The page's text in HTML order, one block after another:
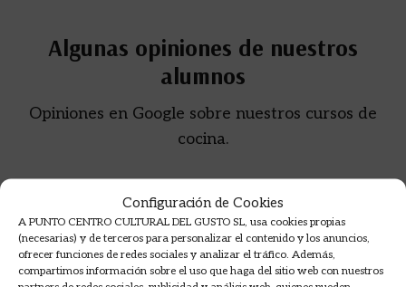
Configuración de Cookies
A PUNTO CENTRO CULTURAL DEL GUSTO SL, usa cookies propias
(necesarias) y de terceros para personalizar el contenido y los anuncios,
ofrecer funciones de redes sociales y analizar el tráfico. Además,
compartimos información sobre el uso que haga del sitio web con nuestros
Algunas opiniones de nuestros
alumnos
Opiniones en Google sobre nuestros cursos de
cocina.